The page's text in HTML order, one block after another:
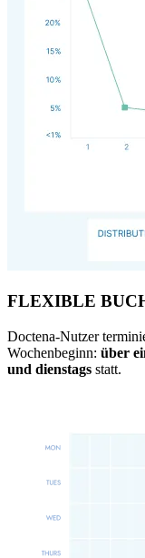
FLEXIBLE
Doctena-Nutzer
Wochenbeginn: über
und dienstags statt.